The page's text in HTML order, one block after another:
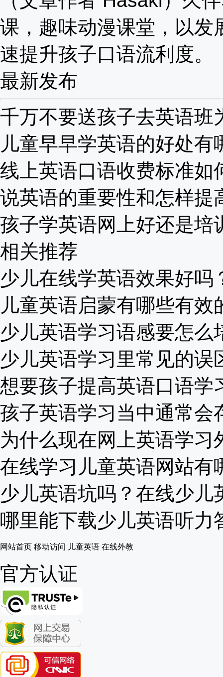
课，趣味动漫课堂，以发
速提升孩子口语流利度。
最新发布
千万不要送孩子去英语班
儿童早早学英语的好处有
线上英语口语收费标准如
说英语的重要性和怎样提
孩子学英语网上好还是培
相关推荐
少儿在线学英语效果好吗
儿童英语启蒙有哪些有效
少儿英语学习语感要怎么
少儿英语学习里常见的误
想要孩子提高英语口语学
孩子英语学习当中通常会
为什么现在网上英语学习
在线学习儿童英语网站有
少儿英语坑吗？在线少儿
哪里能下载少儿英语听力
网站首页 移动访问 儿童英语 在线外教
官方认证